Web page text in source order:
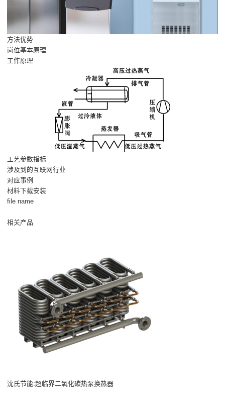
方法优势
岗位基本原理
工作原理
工艺参数指标
涉及到的互联网行业
对应事例
材料下载安装
file name
相关产品
沈氏节能:超临界二氧化碳热泵换热器